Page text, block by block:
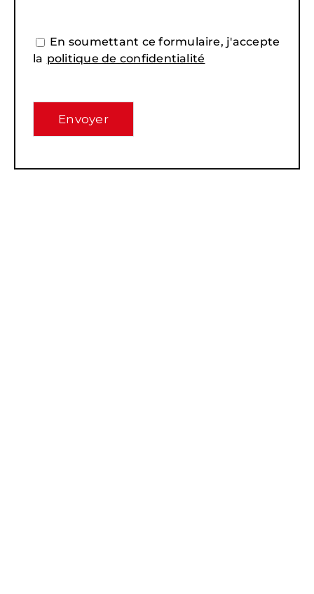
En soumettant ce formulaire, j'accepte
la politique de confidentialité